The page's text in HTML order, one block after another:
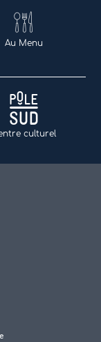
Au Menu
culturel